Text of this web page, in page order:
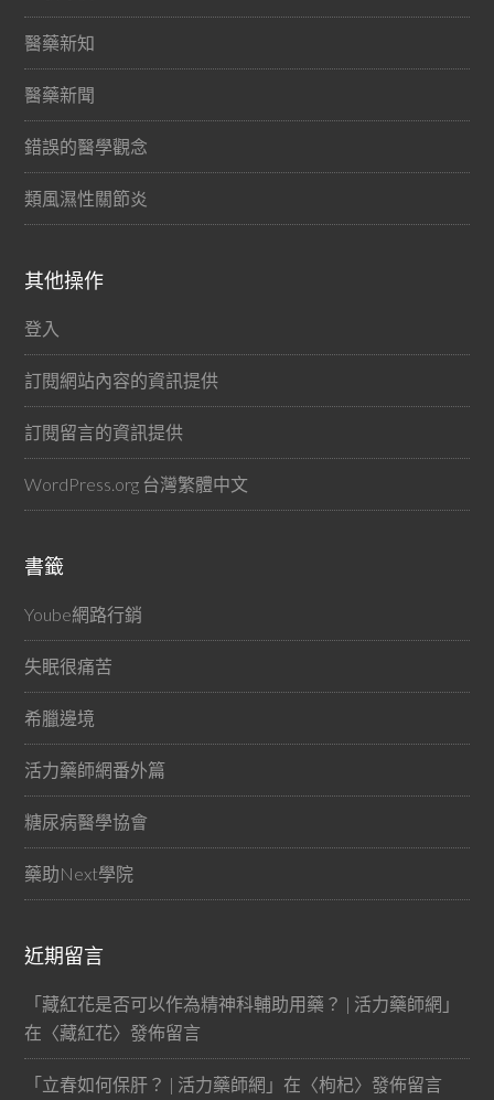
醫藥新知
醫藥新聞
錯誤的醫學觀念
類風濕性關節炎
其他操作
登入
訂閱網站內容的資訊提供
訂閱留言的資訊提供
WordPress.org 台灣繁體中文
書籤
Yoube網路行銷
失眠很痛苦
希臘邊境
活力藥師網番外篇
糖尿病醫學協會
藥助Next學院
近期留言
「藏紅花是否可以作為精神科輔助用藥？ | 活力藥師網 」
在〈藏紅花〉發佈留言
「立春如何保肝？ | 活力藥師網 」在〈枸杞〉發佈留言